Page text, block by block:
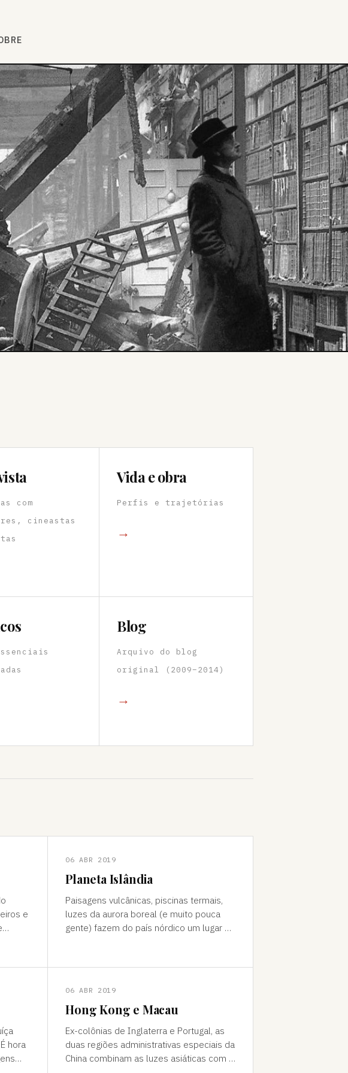
com
cineastas
Vida e obra
Perfis e trajetórias
→
Blog
Arquivo do blog
original (2009–2014)
→
e
06 ABR 2019
Planeta Islândia
Paisagens vulcânicas, piscinas termais,
luzes da aurora boreal (e muito pouca
gente) fazem do país nórdico um lugar de
hora
06 ABR 2019
Hong Kong e Macau
Ex-colônias de Inglaterra e Portugal, as
duas regiões administrativas especiais da
China combinam as luzes asiáticas com o